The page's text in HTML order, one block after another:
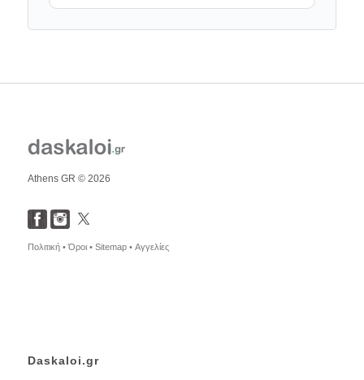
Athens GR © 2026
Πολιτική •Όροι • Sitemap • Αγγελίες
Daskaloi.gr